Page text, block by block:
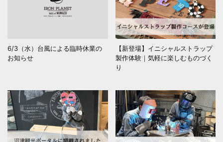
6/3（水）台風による臨時休業の
お知らせ
【新登場】イニシャルストラップ
製作体験｜気軽に楽しむものづく
り